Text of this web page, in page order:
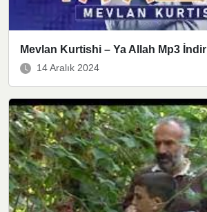
Mevlan Kurtishi – Ya Allah Mp3 İndir
14 Aralık 2024